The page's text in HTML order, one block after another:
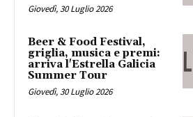
Giovedì, 30 Luglio 2026
Beer & Food Festival,
griglia, musica e premi:
arriva l'Estrella Galicia
Summer Tour
Giovedì, 30 Luglio 2026